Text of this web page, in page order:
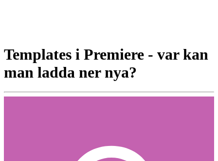
Templates i Premiere - var kan
man ladda ner nya?